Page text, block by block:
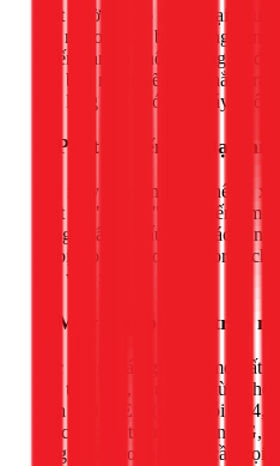
Một trường hợp ngược lại
Lõi motor hoặc bánh răng bên
khiến van xả không đóng lại
vào bao nhiêu sẽ chảy thẳng ra
gây lãng phí nước và máy
4. Phát ra tiếng ồn lạ khi
Khi máy chuyển sang chế độ
"kẹt kẹt", "rè rè" hoặc tiếng
động. Đây là dấu hiệu các
đã bị mòn, vỡ hoặc motor bị
kéo van xả.
5. Máy giặt báo lỗi trên
Các dòng máy giặt đời mới rất
gặp trục trặc, chúng sẽ dừng
màn hình LED (ví dụ: lỗi E04,
hoặc các lỗi tương tự trên LG,
ràng nhất cho thấy bạn cần gọi